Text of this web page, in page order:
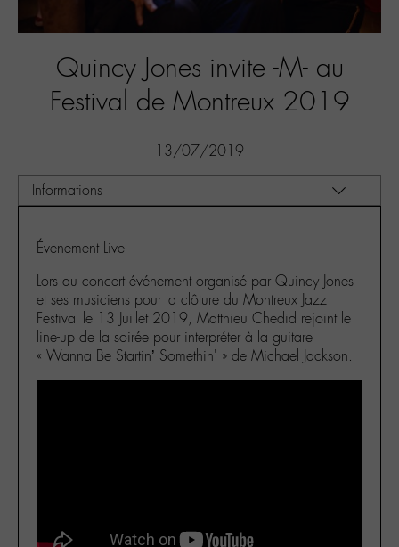
Quincy Jones invite -M- au
Festival de Montreux 2019
13/07/2019
Évenement Live
Lors du concert événement organisé par Quincy Jones
et ses musiciens pour la clôture du Montreux Jazz
Festival le 13 Juillet 2019, Matthieu Chedid rejoint le
line-up de la soirée pour interpréter à la guitare
« Wanna Be Startin’ Somethin' » de Michael Jackson.